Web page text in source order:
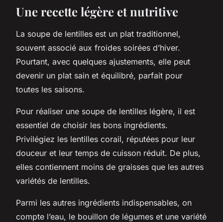
Une recette légère et nutritive
La soupe de lentilles est un plat traditionnel,
souvent associé aux froides soirées d’hiver.
Pourtant, avec quelques ajustements, elle peut
devenir un plat sain et équilibré, parfait pour
toutes les saisons.
Pour réaliser une soupe de lentilles légère, il est
essentiel de choisir les bons ingrédients.
Privilégiez les lentilles corail, réputées pour leur
douceur et leur temps de cuisson réduit. De plus,
elles contiennent moins de graisses que les autres
variétés de lentilles.
Parmi les autres ingrédients indispensables, on
compte l’eau, le bouillon de légumes et une variété